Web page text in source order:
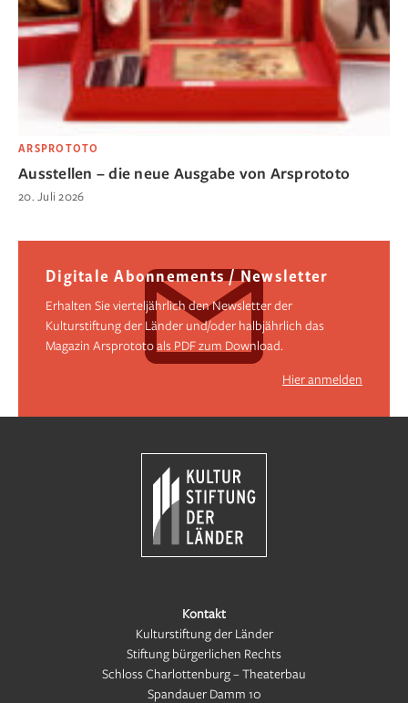
ARSPROTOTO
Ausstellen – die neue Ausgabe von Arsprototo
20. Juli 2026
Digitale Abonnements / Newsletter
Erhalten Sie vierteljährlich den Newsletter der
Kulturstiftung der Länder und/oder halbjährlich das
Magazin Arsprototo als PDF zum Download.
Hier anmelden
Kontakt
Kulturstiftung der Länder
Stiftung bürgerlichen Rechts
Schloss Charlottenburg – Theaterbau
Spandauer Damm 10